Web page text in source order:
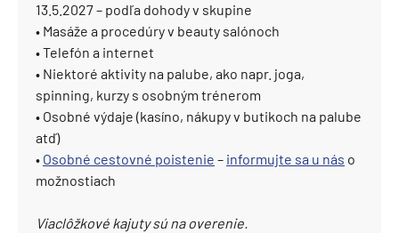
13.5.2027 – podľa dohody v skupine
• Masáže a procedúry v beauty salónoch
• Telefón a internet
• Niektoré aktivity na palube, ako napr. joga,
spinning, kurzy s osobným trénerom
• Osobné výdaje (kasíno, nákupy v butikoch na palube
atď)
• Osobné cestovné poistenie – informujte sa u nás o
možnostiach
Viaclôžkové kajuty sú na overenie.